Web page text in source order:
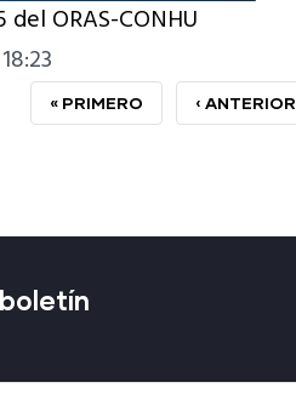
del ORAS-CONHU
PRIMERA
« PRIMERO
PÁGINA
‹ ANTERIOR